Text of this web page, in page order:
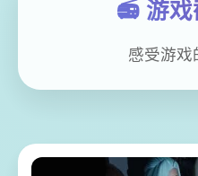
📻 游
感受游戏